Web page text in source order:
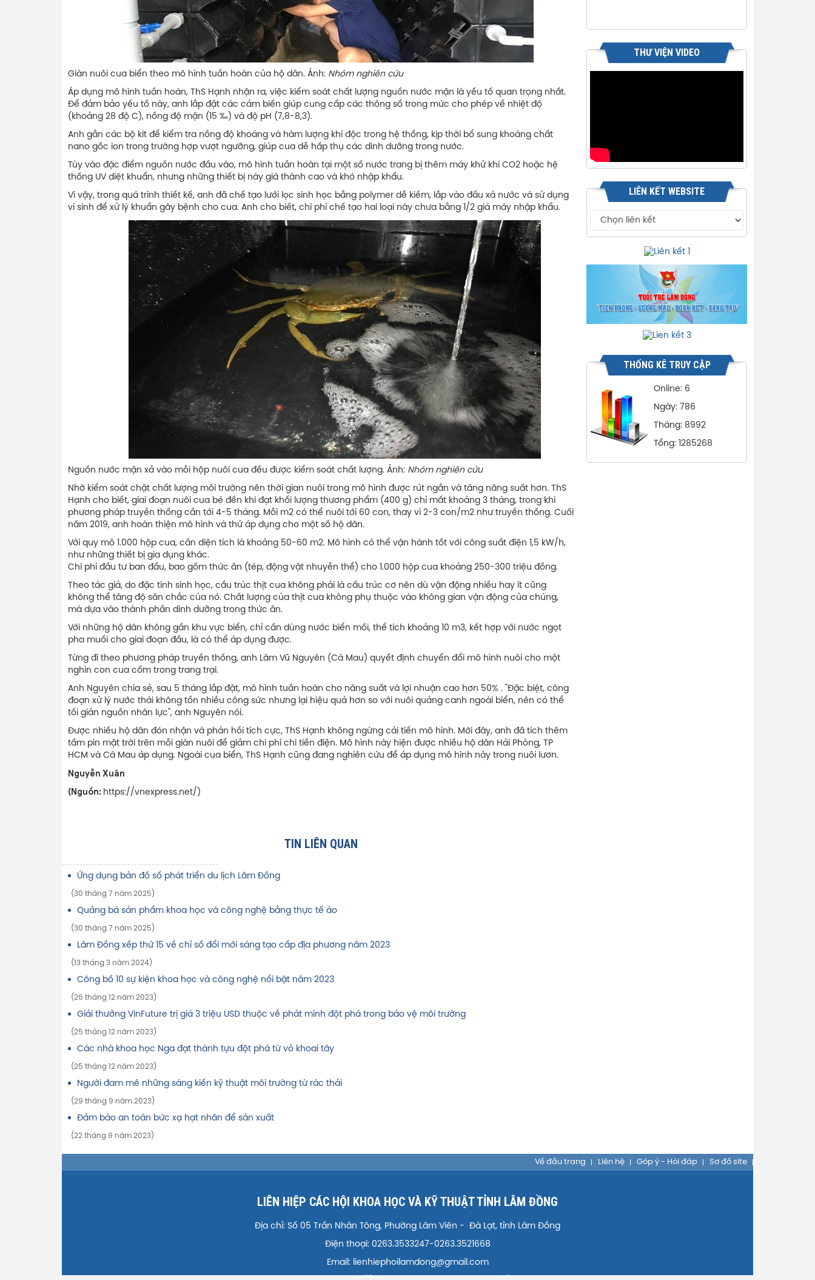
Giàn nuôi cua biển theo mô hình tuần hoàn của hộ dân. Ảnh: Nhóm nghiên cứu
Áp dụng mô hình tuần hoàn, ThS Hạnh nhận ra, việc kiểm soát chất lượng nguồn nước mặn là yếu tố quan trọng nhất.
Để đảm bảo yếu tố này, anh lắp đặt các cảm biến giúp cung cấp các thông số trong mức cho phép về nhiệt độ
(khoảng 28 độ C), nồng độ mặn (15 ‰) và độ pH (7,8-8,3).
Anh gắn các bộ kit để kiểm tra nồng độ khoáng và hàm lượng khí độc trong hệ thống, kịp thời bổ sung khoáng chất
nano gốc ion trong trường hợp vượt ngưỡng, giúp cua dễ hấp thụ các dinh dưỡng trong nước.
Tùy vào đặc điểm nguồn nước đầu vào, mô hình tuần hoàn tại một số nước trang bị thêm máy khử khí CO2 hoặc hệ
thống UV diệt khuẩn, nhưng những thiết bị này giá thành cao và khó nhập khẩu.
Vì vậy, trong quá trình thiết kế, anh đã chế tạo lưới lọc sinh học bằng polymer dễ kiếm, lắp vào đầu xả nước và sử dụng
vi sinh để xử lý khuẩn gây bệnh cho cua. Anh cho biết, chi phí chế tạo hai loại này chưa bằng 1/2 giá máy nhập khẩu.
Nguồn nước mặn xả vào mỗi hộp nuôi cua đều được kiểm soát chất lượng. Ảnh: Nhóm nghiên cứu
Nhờ kiểm soát chặt chất lượng môi trường nên thời gian nuôi trong mô hình được rút ngắn và tăng năng suất hơn. ThS
Hạnh cho biết, giai đoạn nuôi cua bé đến khi đạt khối lượng thương phẩm (400 g) chỉ mất khoảng 3 tháng, trong khi
phương pháp truyền thống cần tới 4-5 tháng. Mỗi m2 có thể nuôi tới 60 con, thay vì 2-3 con/m2 như truyền thống. Cuối
năm 2019, anh hoàn thiện mô hình và thử áp dụng cho một số hộ dân.
Với quy mô 1.000 hộp cua, cần diện tích là khoảng 50-60 m2. Mô hình có thể vận hành tốt với công suất điện 1,5 kW/h,
như những thiết bị gia dụng khác.
Chi phí đầu tư ban đầu, bao gồm thức ăn (tép, động vật nhuyễn thể) cho 1.000 hộp cua khoảng 250-300 triệu đồng.
Theo tác giả, do đặc tính sinh học, cấu trúc thịt cua không phải là cấu trúc cơ nên dù vận động nhiều hay ít cũng
không thể tăng độ săn chắc của nó. Chất lượng của thịt cua không phụ thuộc vào không gian vận động của chúng,
mà dựa vào thành phần dinh dưỡng trong thức ăn.
Với những hộ dân không gần khu vực biển, chỉ cần dùng nước biển mồi, thể tích khoảng 10 m3, kết hợp với nước ngọt
pha muối cho giai đoạn đầu, là có thể áp dụng được.
Từng đi theo phương pháp truyền thống, anh Lâm Vũ Nguyên (Cà Mau) quyết định chuyển đổi mô hình nuôi cho một
nghìn con cua cốm trong trang trại.
Anh Nguyên chia sẻ, sau 5 tháng lắp đặt, mô hình tuần hoàn cho năng suất và lợi nhuận cao hơn 50% . "Đặc biệt, công
đoạn xử lý nước thải không tốn nhiều công sức nhưng lại hiệu quả hơn so với nuôi quảng canh ngoài biển, nên có thể
tối giản nguồn nhân lực", anh Nguyên nói.
Được nhiều hộ dân đón nhận và phản hồi tích cực, ThS Hạnh không ngừng cải tiến mô hình. Mới đây, anh đã tích thêm
tấm pin mặt trời trên mỗi giàn nuôi để giảm chi phí chi tiền điện. Mô hình này hiện được nhiều hộ dân Hải Phòng, TP
HCM và Cà Mau áp dụng. Ngoài cua biển, ThS Hạnh cũng đang nghiên cứu để áp dụng mô hình này trong nuôi lươn.
Nguyễn Xuân
(Nguồn: https://vnexpress.net/)
TIN LIÊN QUAN
Ứng dụng bản đồ số phát triển du lịch Lâm Đồng
(30 tháng 7 năm 2025)
Quảng bá sản phẩm khoa học và công nghệ bằng thực tế ảo
(30 tháng 7 năm 2025)
Lâm Đồng xếp thứ 15 về chỉ số đổi mới sáng tạo cấp địa phương năm 2023
(13 tháng 3 năm 2024)
Công bố 10 sự kiện khoa học và công nghệ nổi bật năm 2023
(26 tháng 12 năm 2023)
Giải thưởng VinFuture trị giá 3 triệu USD thuộc về phát minh đột phá trong bảo vệ môi trường
(25 tháng 12 năm 2023)
Các nhà khoa học Nga đạt thành tựu đột phá từ vỏ khoai tây
(25 tháng 12 năm 2023)
Người đam mê những sáng kiến kỹ thuật môi trường từ rác thải
(29 tháng 9 năm 2023)
Đảm bảo an toàn bức xạ hạt nhân để sản xuất
(22 tháng 9 năm 2023)
THƯ VIỆN VIDEO
LIÊN KẾT WEBSITE
THỐNG KÊ TRUY CẬP
Online: 6
Ngày: 786
Tháng: 8992
Tổng: 1285268
Về đầu trang Liên hệ Góp ý - Hỏi đáp Sơ đồ site
LIÊN HIỆP CÁC HỘI KHOA HỌC VÀ KỸ THUẬT TỈNH LÂM ĐỒNG
Địa chỉ: Số 05 Trần Nhân Tông, Phường Lâm Viên - Đà Lạt, tỉnh Lâm Đồng
Điện thoại: 0263.3533247-0263.3521668
Email: lienhiephoilamdong@gmail.com